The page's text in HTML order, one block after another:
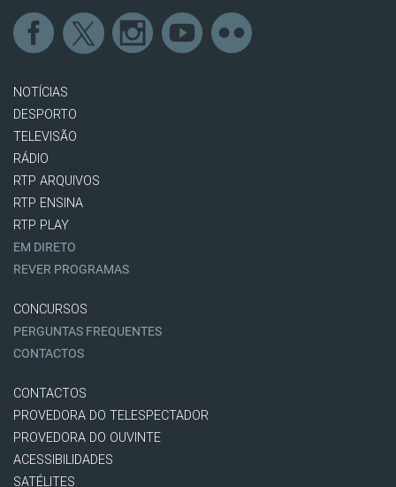
NOTÍCIAS
DESPORTO
TELEVISÃO
RÁDIO
RTP ARQUIVOS
RTP ENSINA
RTP PLAY
EM DIRETO
REVER PROGRAMAS
CONCURSOS
PERGUNTAS FREQUENTES
CONTACTOS
CONTACTOS
PROVEDORA DO TELESPECTADOR
PROVEDORA DO OUVINTE
ACESSIBILIDADES
SATÉLITES